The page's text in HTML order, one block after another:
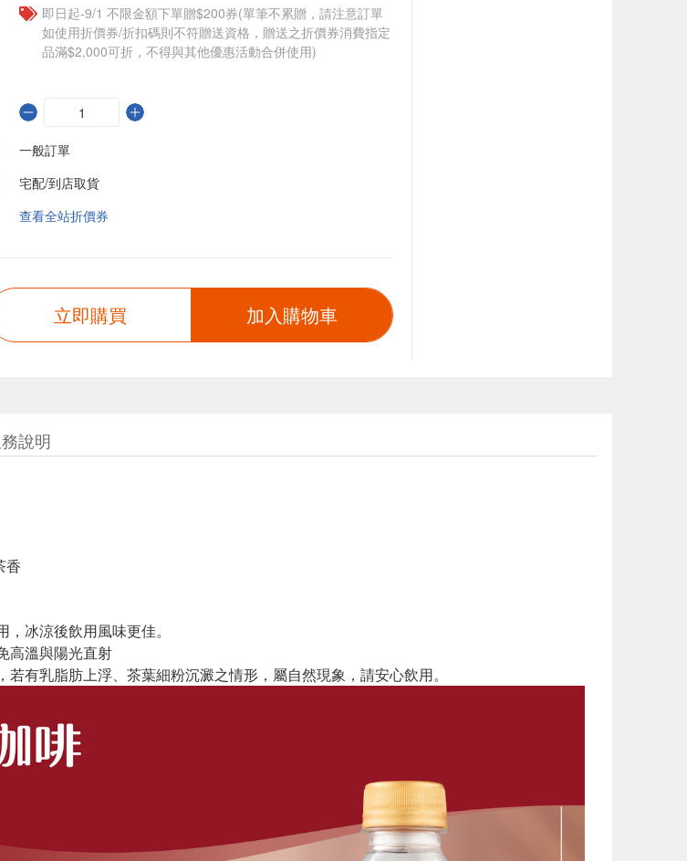
即日起-9/1 不限金額下單贈$200券(單筆不累贈，請注意訂單
如使用折價券/折扣碼則不符贈送資格，贈送之折價券消費指定
品滿$2,000可折，不得與其他優惠活動合併使用)
一般訂單
宅配/到店取貨
查看全站折價券
立即購買 加入購物車
說明
香
冰涼後飲用風味更佳。
高溫與陽光直射
有乳脂肪上浮、茶葉細粉沉澱之情形，屬自然現象，請安心飲用。